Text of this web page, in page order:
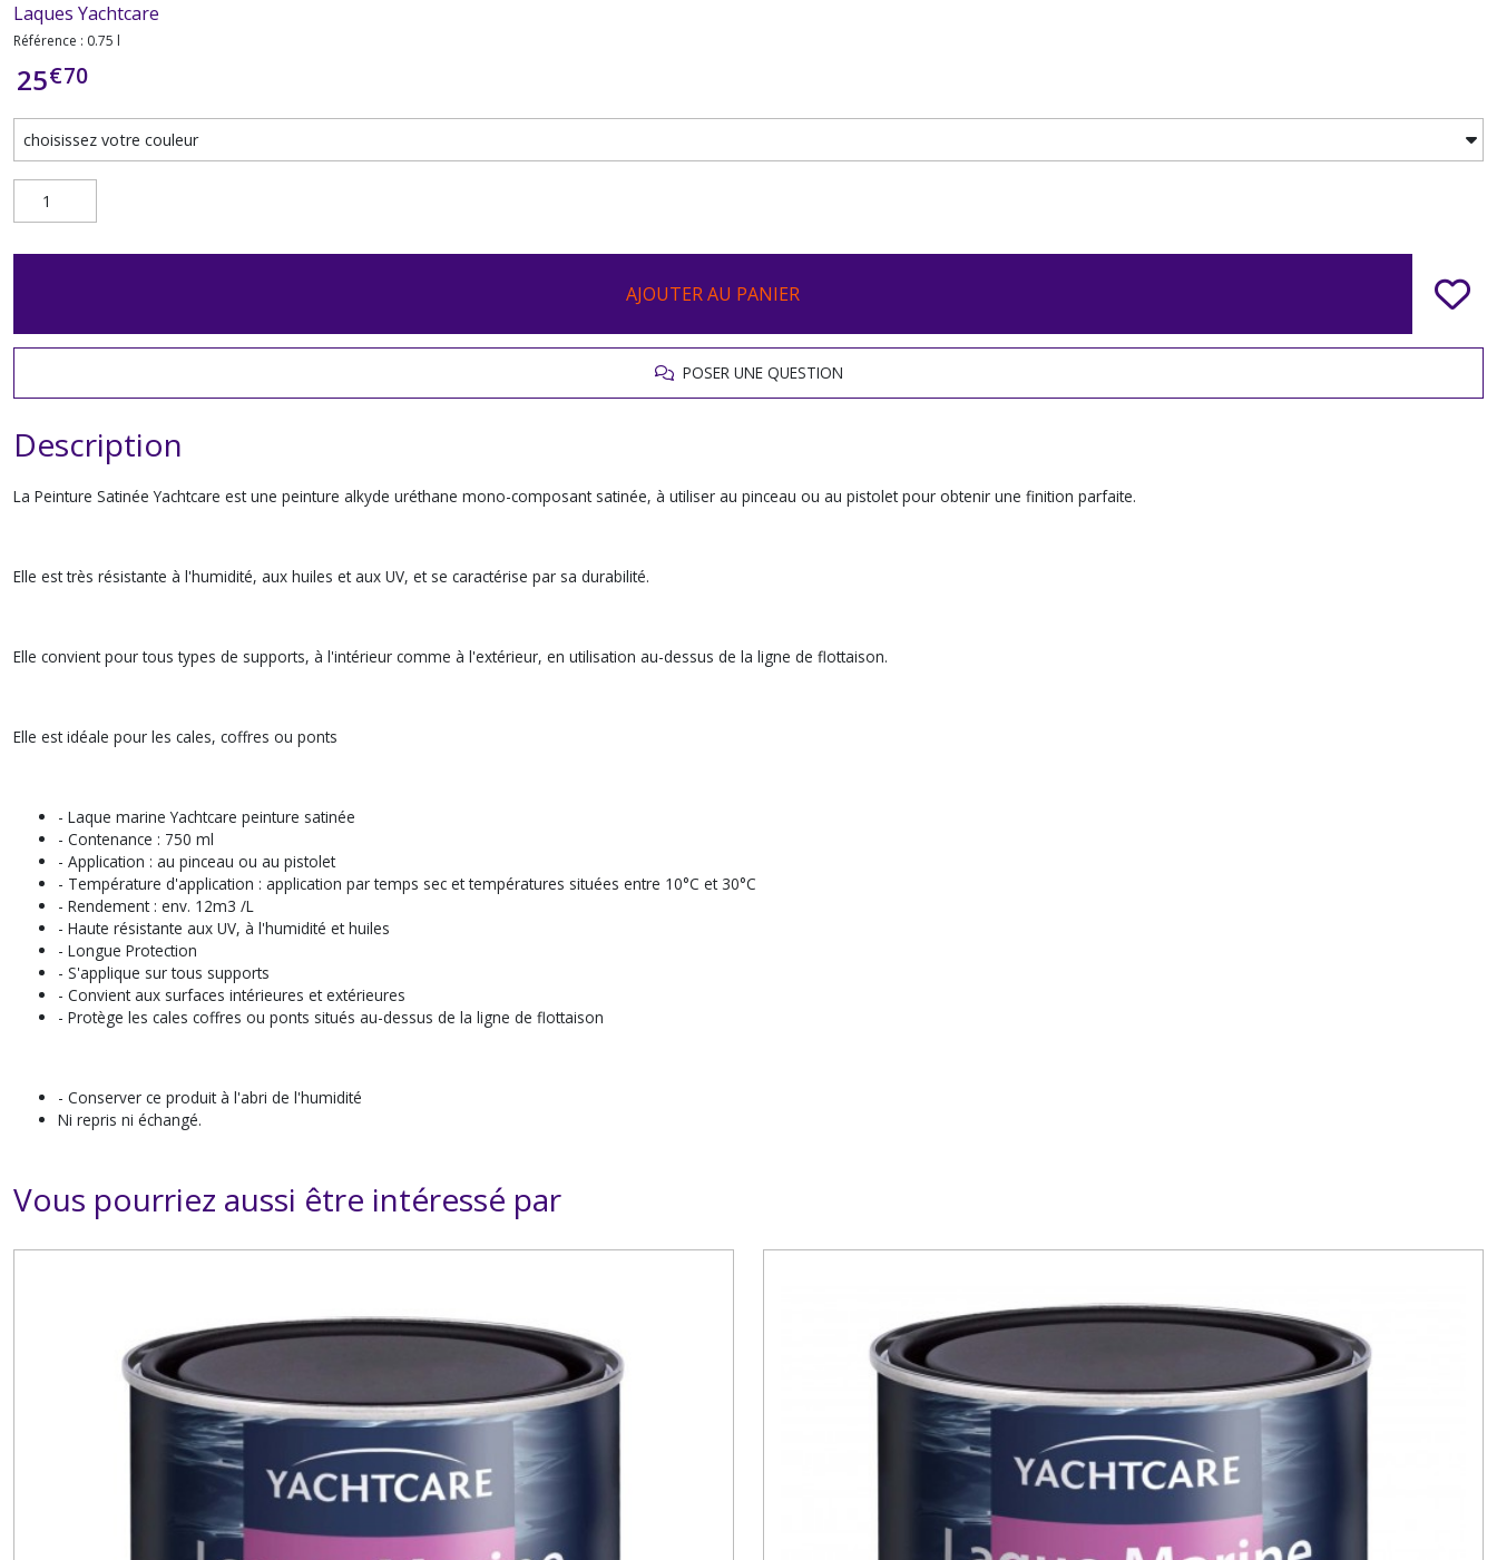
Laques Yachtcare
Référence : 0.75 l
25€70
AJOUTER AU PANIER
POSER UNE QUESTION
Description
La Peinture Satinée Yachtcare est une peinture alkyde uréthane mono-composant satinée, à utiliser au pinceau ou au pistolet pour obtenir une finition parfaite.
Elle est très résistante à l'humidité, aux huiles et aux UV, et se caractérise par sa durabilité.
Elle convient pour tous types de supports, à l'intérieur comme à l'extérieur, en utilisation au-dessus de la ligne de flottaison.
Elle est idéale pour les cales, coffres ou ponts
- Laque marine Yachtcare peinture satinée
- Contenance : 750 ml
- Application : au pinceau ou au pistolet
- Température d'application : application par temps sec et températures situées entre 10°C et 30°C
- Rendement : env. 12m3 /L
- Haute résistante aux UV, à l'humidité et huiles
- Longue Protection
- S'applique sur tous supports
- Convient aux surfaces intérieures et extérieures
- Protège les cales coffres ou ponts situés au-dessus de la ligne de flottaison
- Conserver ce produit à l'abri de l'humidité
Ni repris ni échangé.
Vous pourriez aussi être intéressé par